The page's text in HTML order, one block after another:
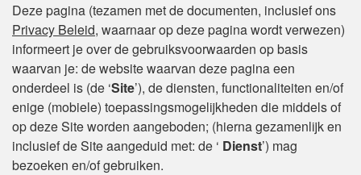
Deze pagina (tezamen met de documenten, inclusief ons
Privacy Beleid, waarnaar op deze pagina wordt verwezen)
informeert je over de gebruiksvoorwaarden op basis
waarvan je: de website waarvan deze pagina een
onderdeel is (de ‘Site’), de diensten, functionaliteiten en/of
enige (mobiele) toepassingsmogelijkheden die middels of
op deze Site worden aangeboden; (hierna gezamenlijk en
inclusief de Site aangeduid met: de ‘ Dienst’) mag
bezoeken en/of gebruiken.